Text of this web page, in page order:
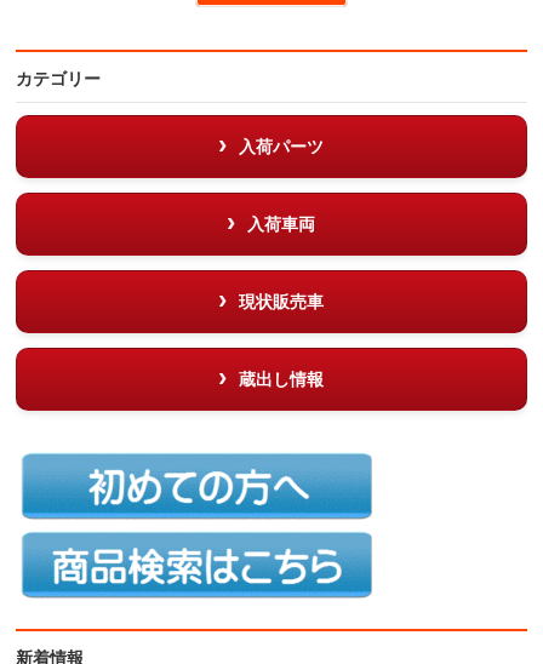
カテゴリー
入荷パーツ
入荷車両
現状販売車
蔵出し情報
新着情報